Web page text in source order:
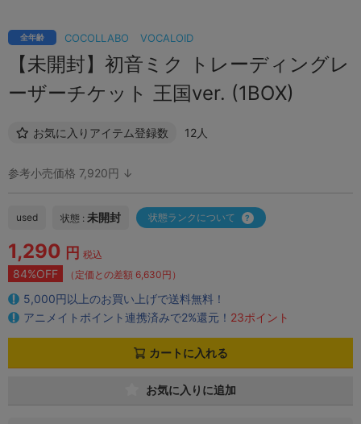
COCOLLABO VOCALOID
全年齢
【未開封】初音ミク トレーディングレ
ーザーチケット 王国ver. (1BOX)
お気に入りアイテム登録数 12人
参考小売価格 7,920円 ↓
used 状態 : 未開封 状態ランクについて
1,290 円 税込
84%OFF （定価との差額 6,630円）
5,000円以上のお買い上げで送料無料！
アニメイトポイント連携済みで2%還元！ 23ポイント
カートに入れる
お気に入りに追加